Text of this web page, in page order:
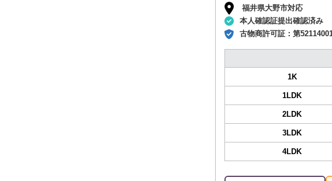
福井県大野市対応
本人確認証提出確認済み
古物商許可証： 第
1K
1LDK
2LDK
3LDK
4LDK